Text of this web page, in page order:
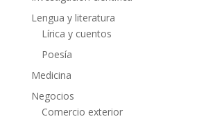
Lengua y literatura
Lírica y cuentos
Poesía
Medicina
Negocios
Comercio exterior